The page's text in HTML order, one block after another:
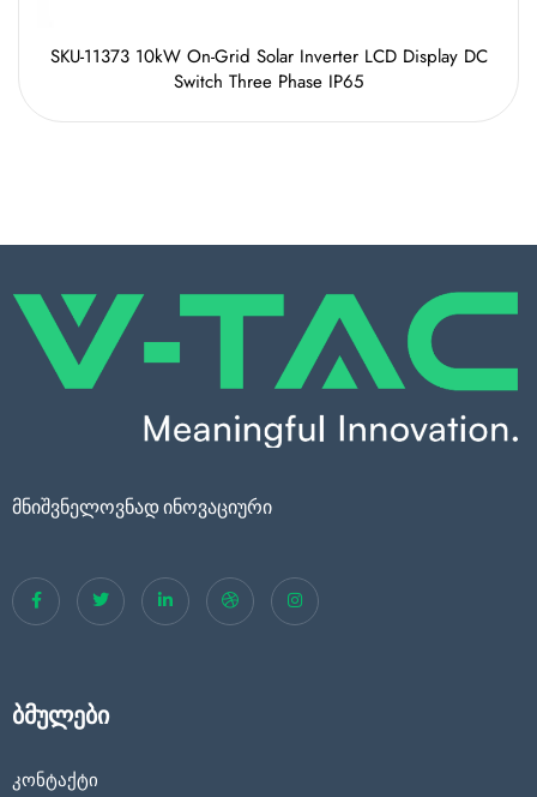
SKU-11373 10kW On-Grid Solar Inverter LCD Display DC
Switch Three Phase IP65
მნიშვნელოვნად ინოვაციური
ბმულები
კონტაქტი